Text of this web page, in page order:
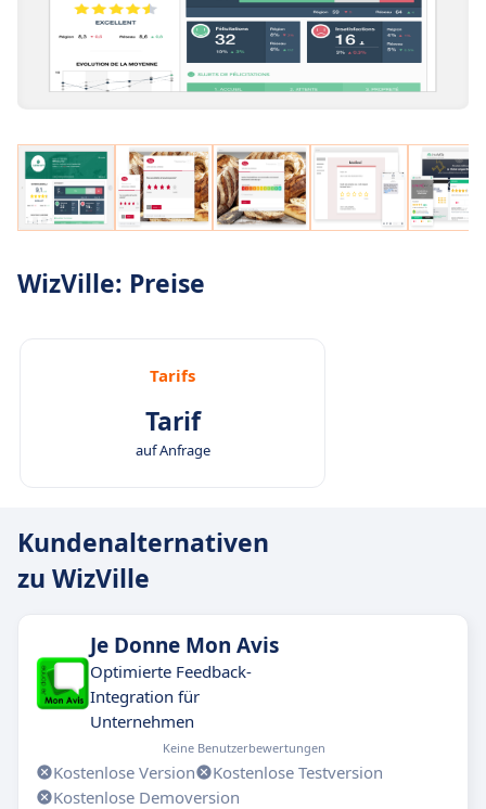
WizVille: Preise
Tarifs
Tarif
auf Anfrage
Kundenalternativen
zu WizVille
Je Donne Mon Avis
Optimierte Feedback-
Integration für
Unternehmen
Keine Benutzerbewertungen
Kostenlose Version
Kostenlose Testversion
Kostenlose Demoversion